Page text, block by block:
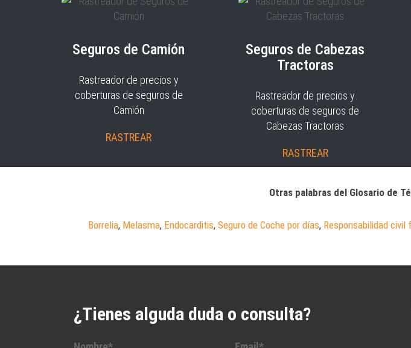
Seguros de Camión
Rastreador de precios y
coberturas de seguros de
Camión
RASTREAR
Seguros de Cabezas
Tractoras
Rastreador de precios y
coberturas de seguros de
Cabezas Tractoras
RASTREAR
Otras palabras del Glosario de
Borrelia, Melasma, Endocarditis, Seguro de Coche por días, Responsabilidad civil
¿Tienes alguda duda o consulta?